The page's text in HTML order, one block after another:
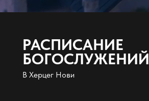
РАСПИСАНИЕ
БОГОСЛУЖЕНИЙ
В Херцег Нови